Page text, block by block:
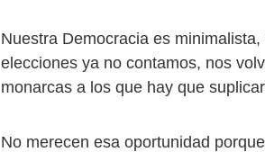
Nuestra Democracia es
elecciones ya no contamos, nos
monarcas a los que hay que
No merecen esa oportunidad